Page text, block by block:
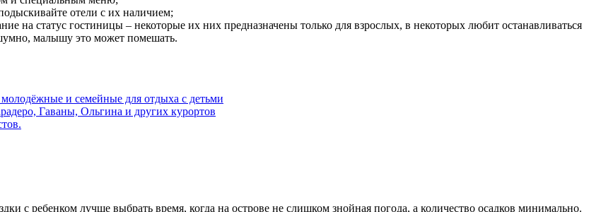
отели с их наличием;
на статус гостиницы – некоторые их них предназначены только для взрослых, в некоторых любит останавливаться
малышу это может помешать.
и семейные для отдыха с детьми
Гаваны, Ольгина и других курортов
с ребенком лучше выбрать время, когда на острове не слишком знойная погода, а количество осадков минимально.